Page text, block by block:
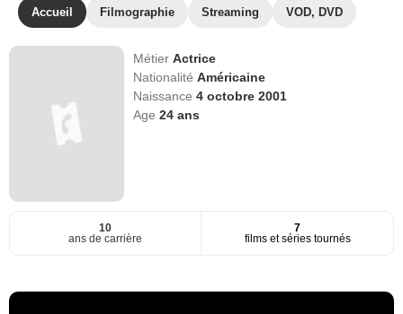
Accueil Filmographie Streaming VOD, DVD
MétierActrice
NationalitéAméricaine
Naissance4 octobre 2001
Age24 ans
10
ans de carrière
7
films et séries tournés